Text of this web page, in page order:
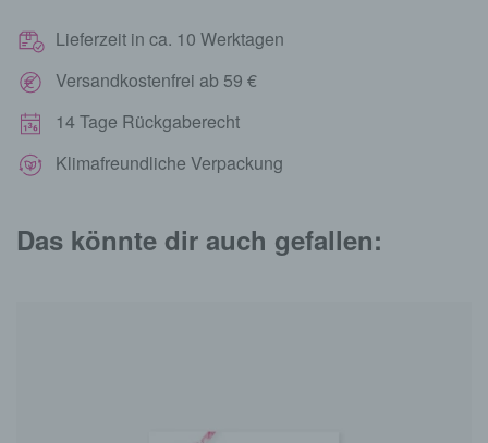
Lieferzeit in ca. 10 Werktagen
Versandkostenfrei ab 59 €
14 Tage Rückgaberecht
Klimafreundliche Verpackung
Das könnte dir auch gefallen: